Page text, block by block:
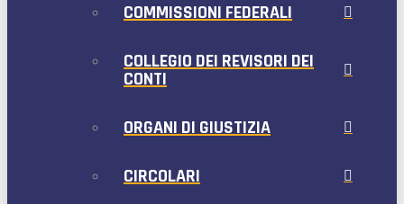
COMMISSIONI FEDERALI
COLLEGIO DEI REVISORI DEI
CONTI
ORGANI DI GIUSTIZIA
CIRCOLARI